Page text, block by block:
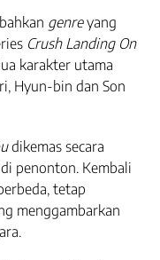
genreyang
Crush Landing On
karakter utama
Hyun-bin dan Son
dikemas secara
penonton. Kembali
tetap
menggambarkan